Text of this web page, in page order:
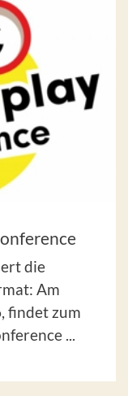
die
Am
findet zum
...